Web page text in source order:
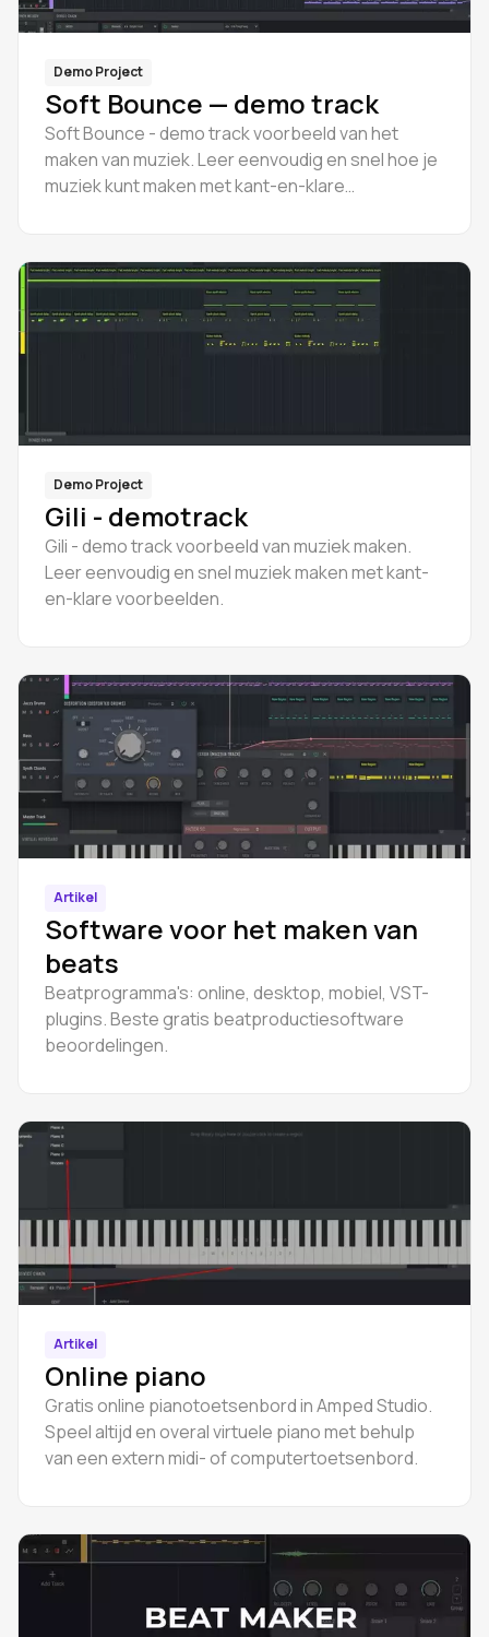
Demo Project
Soft Bounce — demo track
Soft Bounce - demo track voorbeeld van het
maken van muziek. Leer eenvoudig en snel hoe je
muziek kunt maken met kant-en-klare
Demo Project
Gili - demotrack
Gili - demo track voorbeeld van muziek maken.
Leer eenvoudig en snel muziek maken met kant-
en-klare voorbeelden.
Artikel
Software voor het maken van
beats
Beatprogramma's: online, desktop, mobiel, VST-
plugins. Beste gratis beatproductiesoftware
beoordelingen.
Artikel
Online piano
Gratis online pianotoetsenbord in Amped Studio.
Speel altijd en overal virtuele piano met behulp
van een extern midi- of computertoetsenbord.